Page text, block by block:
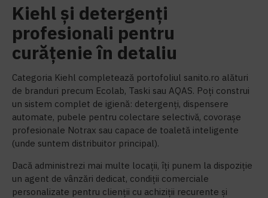
Kiehl și detergenți
profesionali pentru
curățenie în detaliu
Categoria Kiehl completează portofoliul sanito.ro alături
de branduri precum Ecolab, Taski sau AQAS. Poți construi
un sistem complet de igienă: detergenți, dispensere
automate, pubele pentru colectare selectivă, covorașe
profesionale Notrax sau capace de toaletă inteligente
(unde suntem distribuitor principal).
Dacă administrezi mai multe locații, îți punem la dispoziție
un agent de vânzări dedicat, condiții comerciale
personalizate pentru clienții cu achiziții recurente și